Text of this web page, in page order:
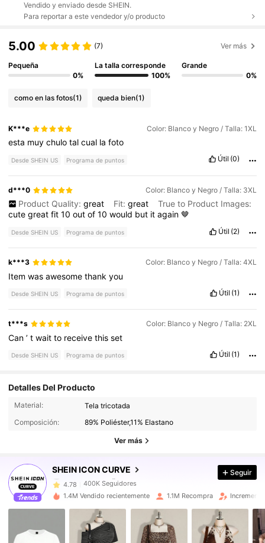
Vendido y enviado desde SHEIN.
Para reportar a este vendedor y/o producto
5.00 (7) Ver más
Pequeña
0%
La talla corresponde
100%
Grande
0%
como en las fotos(1) queda bien(1)
K***e Color: Blanco y Negro / Talla: 1XL
esta muychulotalcual lafoto
Desde SHEIN US Programa de puntos Útil (0)
d***0 Color: Blanco y Negro / Talla: 3XL
Product Quality: great Fit: great
True to Product Images:
cutegreatfit10outof10would but itagain🤎
Desde SHEIN US Programa de puntos Útil (2)
k***3 Color: Blanco y Negro / Talla: 4XL
Itemwasawesomethankyou
Desde SHEIN US Programa de puntos Útil (1)
t***s Color: Blanco y Negro / Talla: 2XL
Can’twaitto receivethisset
Desde SHEIN US Programa de puntos Útil (1)
Detalles Del Producto
Material:
Tela tricotada
Composición:
89% Poliéster,11% Elastano
Ver más
SHEIN ICON CURVE
400K Seguidores
400K Seguidores
4.78 400K Seguidores
400K Seguidores
Seguir
1.4M Vendido recientemente 1.1M Recompra